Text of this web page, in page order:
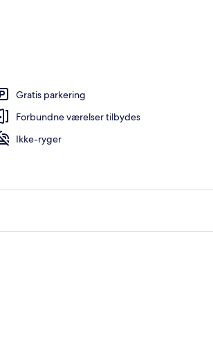
Gratis parkering
Forbundne værelser tilbydes
Ikke-ryger